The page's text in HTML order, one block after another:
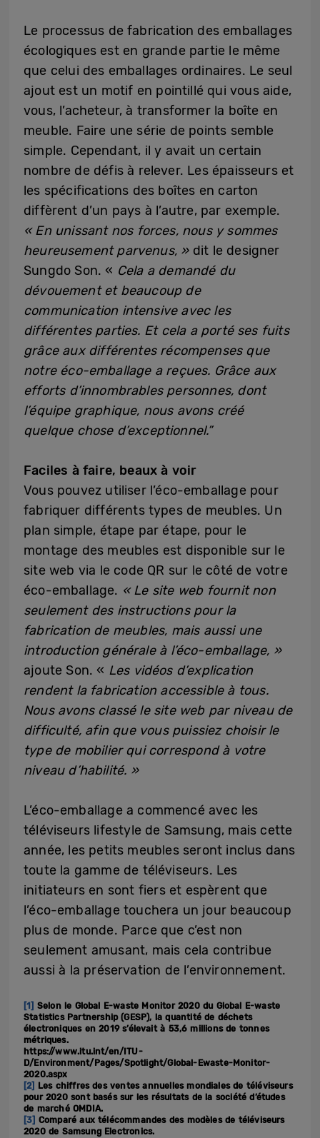
Le processus de fabrication des emballages
écologiques est en grande partie le même
que celui des emballages ordinaires. Le seul
ajout est un motif en pointillé qui vous aide,
vous, l’acheteur, à transformer la boîte en
meuble. Faire une série de points semble
simple. Cependant, il y avait un certain
nombre de défis à relever. Les épaisseurs et
les spécifications des boîtes en carton
diffèrent d’un pays à l’autre, par exemple.
« En unissant nos forces, nous y sommes
heureusement parvenus, »dit le designer
Sungdo Son. « Cela a demandé du
dévouement et beaucoup de
communication intensive avec les
différentes parties. Et cela a porté ses fuits
grâce aux différentes récompenses que
notre éco-emballage a reçues. Grâce aux
efforts d’innombrables personnes, dont
l’équipe graphique, nous avons créé
quelque chose d’exceptionnel.”
Faciles à faire, beaux à voir
Vous pouvez utiliser l’éco-emballage pour
fabriquer différents types de meubles. Un
plan simple, étape par étape, pour le
montage des meubles est disponible sur le
site web via le code QR sur le côté de votre
éco-emballage. « Le site web fournit non
seulement des instructions pour la
fabrication de meubles, mais aussi une
introduction générale à l’éco-emballage, »
ajoute Son. « Les vidéos d’explication
rendent la fabrication accessible à tous.
Nous avons classé le site web par niveau de
difficulté, afin que vous puissiez choisir le
type de mobilier qui correspond à votre
niveau d’habilité. »
L’éco-emballage a commencé avec les
téléviseurs lifestyle de Samsung, mais cette
année, les petits meubles seront inclus dans
toute la gamme de téléviseurs. Les
initiateurs en sont fiers et espèrent que
l’éco-emballage touchera un jour beaucoup
plus de monde. Parce que c’est non
seulement amusant, mais cela contribue
aussi à la préservation de l’environnement.
[1] Selon le Global E-waste Monitor 2020 du Global E-waste
Statistics Partnership (GESP), la quantité de déchets
électroniques en 2019 s’élevait à 53,6 millions de tonnes
métriques.
https://www.itu.int/en/ITU-
D/Environment/Pages/Spotlight/Global-Ewaste-Monitor-
2020.aspx
[2]
Les chiffres des ventes annuelles mondiales de téléviseurs
pour 2020 sont basés sur les résultats de la société d’études
de marché OMDIA.
[3] Comparé aux télécommandes des modèles de téléviseurs
2020 de Samsung Electronics.